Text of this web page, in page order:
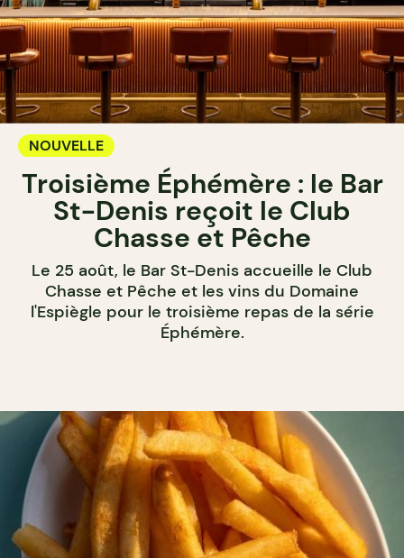
NOUVELLE
Troisième Éphémère : le Bar
St-Denis reçoit le Club
Chasse et Pêche
Le 25 août, le Bar St-Denis accueille le Club
Chasse et Pêche et les vins du Domaine
l'Espiègle pour le troisième repas de la série
Éphémère.